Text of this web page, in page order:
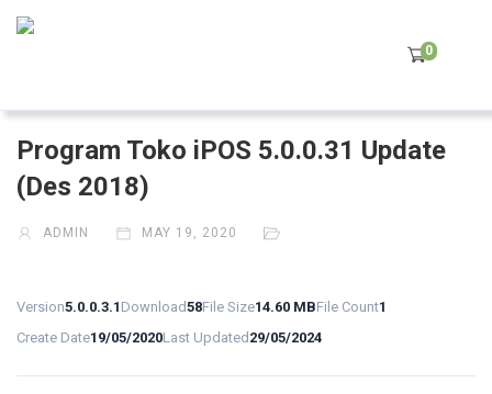
0
Program Toko iPOS 5.0.0.31 Update
(Des 2018)
ADMIN MAY 19, 2020
Version5.0.0.3.1 Download58File Size14.60 MBFile Count1
Create Date19/05/2020Last Updated 29/05/2024